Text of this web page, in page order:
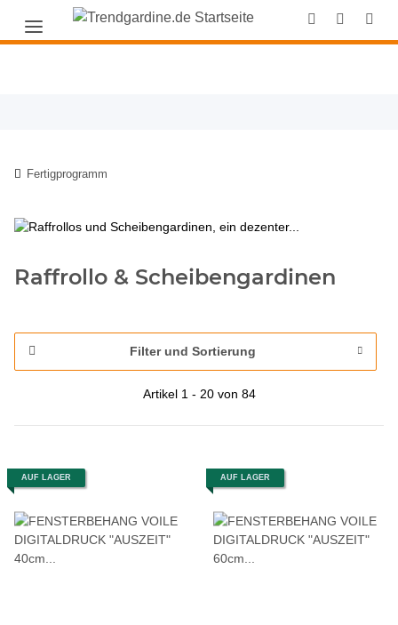
Fertigprogramm
Raffrollo & Scheibengardinen
Filter und Sortierung
Artikel 1 - 20 von 84
AUF LAGER AUF LAGER